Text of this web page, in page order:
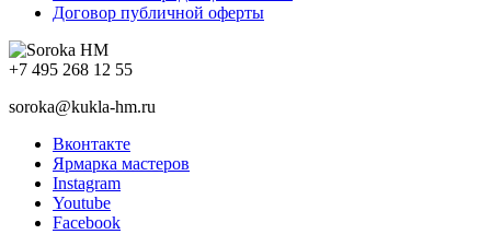
Договор публичной оферты
+7 495 268 12 55
soroka@kukla-hm.ru
Вконтакте
Ярмарка мастеров
Instagram
Youtube
Facebook